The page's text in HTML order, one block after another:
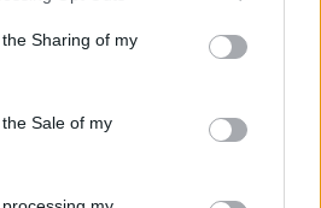
usage behaviour. You may click to
Google and its third-party tags to
purposes in below Google
Sharing of my
Sale of my
kaptunk az UFC 5
be arról, hogy nagyjából